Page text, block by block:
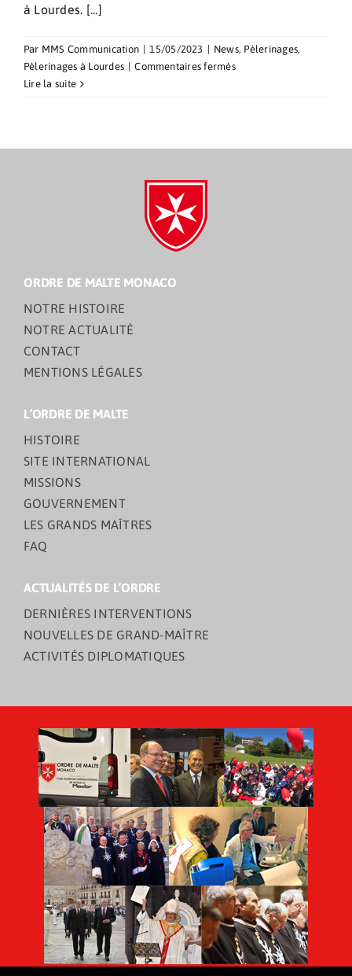
à Lourdes. [...]
Par MMS Communication 15/05/2023 News, Pèlerinages,
Pèlerinages à Lourdes
Commentaires ferméssur
Lire la suite
ORDRE DE MALTE MONACO
NOTRE HISTOIRE
NOTRE ACTUALITÉ
CONTACT
MENTIONS LÉGALES
L’ORDRE DE MALTE
HISTOIRE
SITE INTERNATIONAL
MISSIONS
GOUVERNEMENT
LES GRANDS MAÎTRES
FAQ
ACTUALITÉS DE L’ORDRE
DERNIÈRES INTERVENTIONS
NOUVELLES DE GRAND-MAÎTRE
ACTIVITÉS DIPLOMATIQUES